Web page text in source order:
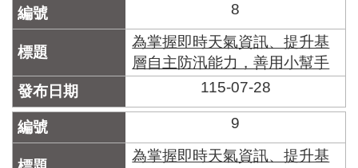
8
為掌握即時天氣資訊、提升基
層自主防汛能力，善用小幫手
115-07-28
9
為掌握即時天氣資訊、提升基